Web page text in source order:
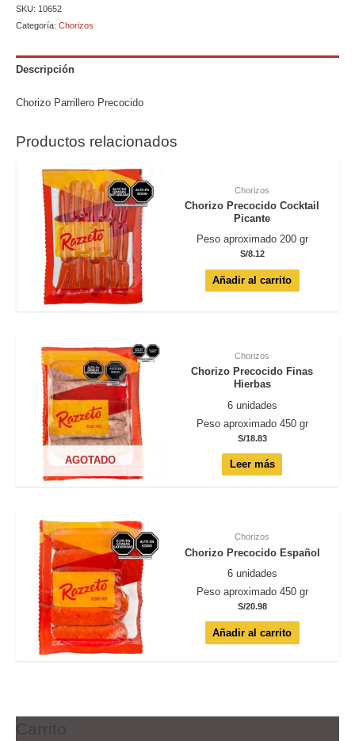
SKU: 10652
Categoría: Chorizos
Descripción
Chorizo Parrillero Precocido
Productos relacionados
Chorizos
Chorizo Precocido Cocktail
Picante
Peso aproximado 200 gr
S/8.12
Añadir al carrito
AGOTADO
Chorizos
Chorizo Precocido Finas
Hierbas
6 unidades
Peso aproximado 450 gr
S/18.83
Leer más
Chorizos
Chorizo Precocido Español
6 unidades
Peso aproximado 450 gr
S/20.98
Añadir al carrito
Carrito